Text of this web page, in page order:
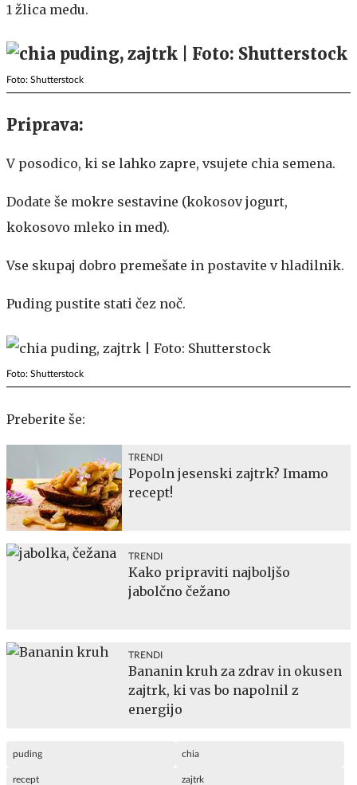
1 žlica medu.
Foto: Shutterstock
Priprava:
V posodico, ki se lahko zapre, vsujete chia semena.
Dodate še mokre sestavine (kokosov jogurt,
kokosovo mleko in med).
Vse skupaj dobro premešate in postavite v hladilnik.
Puding pustite stati čez noč.
Foto: Shutterstock
Preberite še:
TRENDI
Popoln jesenski zajtrk? Imamo
recept!
TRENDI
Kako pripraviti najboljšo
jabolčno čežano
TRENDI
Bananin kruh za zdrav in okusen
zajtrk, ki vas bo napolnil z
energijo
puding chia
recept zajtrk